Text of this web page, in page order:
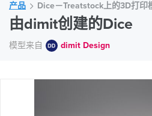
产品 Dice－Treatstock上的3D打印
由dimit创建的Dice
模型来自 dimit Design